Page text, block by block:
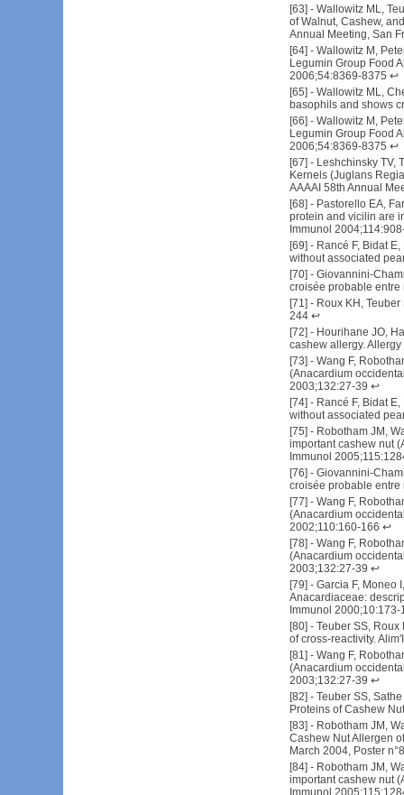
[63] - Wallowitz ML,
of Walnut, Cashew,
Annual Meeting, San
[64] - Wallowitz M,
Legumin Group Food
2006;54:8369-8375 ↩
[65] - Wallowitz ML,
basophils and shows
[66] - Wallowitz M,
Legumin Group Food
2006;54:8369-8375 ↩
[67] - Leshchinsky TV,
Kernels (Juglans
AAAAI 58th Annual
[68] - Pastorello EA,
protein and vicilin are
Immunol
[69] - Rancé F, Bidat
without associated
[70] - Giovannini-
croisée probable entre
[71] - Roux KH,
244 ↩
[72] - Hourihane JO,
cashew allergy.
[73] - Wang F,
(Anacardium
2003;132:27-39 ↩
[74] - Rancé F, Bidat
without associated
[75] - Robotham JM,
important cashew nut
Immunol
[76] - Giovannini-
croisée probable entre
[77] - Wang F,
(Anacardium
2002;110:160-166 ↩
[78] - Wang F,
(Anacardium
2003;132:27-39 ↩
[79] - Garcia F, Moneo
Anacardiaceae:
Immunol 2000;10:173-
[80] - Teuber SS, Roux
of cross-reactivity.
[81] - Wang F,
(Anacardium
2003;132:27-39 ↩
[82] - Teuber SS,
Proteins of Cashew
[83] - Robotham JM,
Cashew Nut Allergen
March 2004, Poster
[84] - Robotham JM,
important cashew nut
Immunol